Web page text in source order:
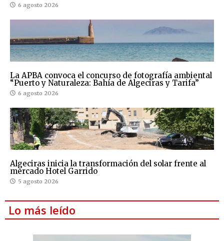
6 agosto 2026
La APBA convoca el concurso de fotografía ambiental
“Puerto y Naturaleza: Bahía de Algeciras y Tarifa”
6 agosto 2026
Algeciras inicia la transformación del solar frente al
mercado Hotel Garrido
5 agosto 2026
Lo más leído